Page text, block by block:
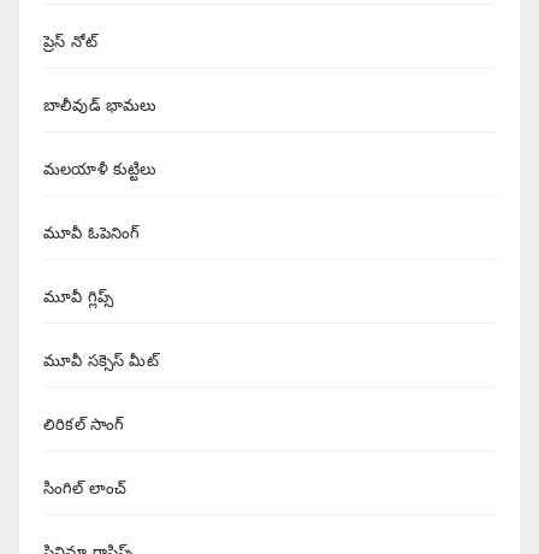
ప్రెస్ నోట్
బాలీవుడ్ భామలు
మలయాళీ కుట్టిలు
మూవీ ఓపెనింగ్
మూవీ గ్లిప్స్
మూవీ సక్సెస్ మీట్
లిరికల్ సాంగ్
సింగిల్ లాంచ్